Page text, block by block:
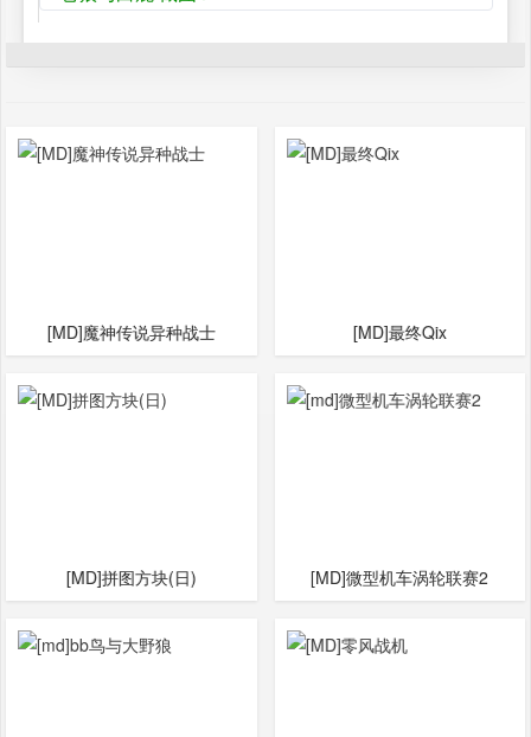
[MD]魔神传说异种战士 [MD]最终Qix
[MD]拼图方块(日) [MD]微型机车涡轮联赛2